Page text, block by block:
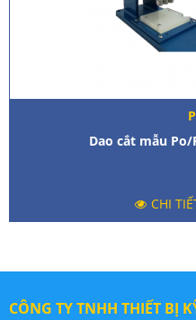
Dao cắt mẫu
CHI
CÔNG TY TNHH THIẾT BỊ